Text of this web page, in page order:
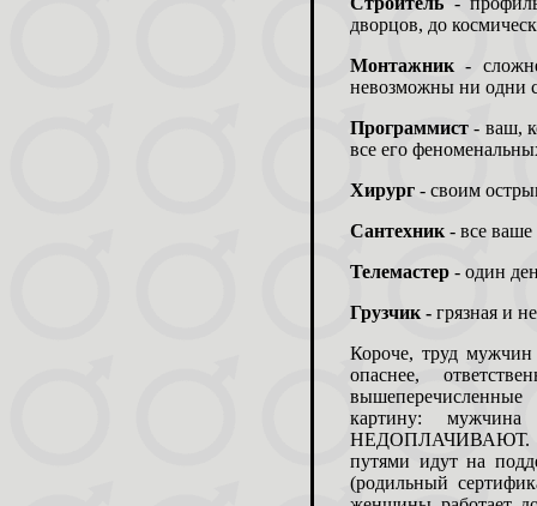
дворцов, до
Монтажник -
невозможны ни одни
Программист - ваш,
все его
Хирург - своим
Сантехник - все ваше
Телемастер- один
Грузчик - грязная и
Короче, труд мужчин
опаснее,
картину:
НЕДОПЛАЧИВАЮТ.
путями идут на
(родильный